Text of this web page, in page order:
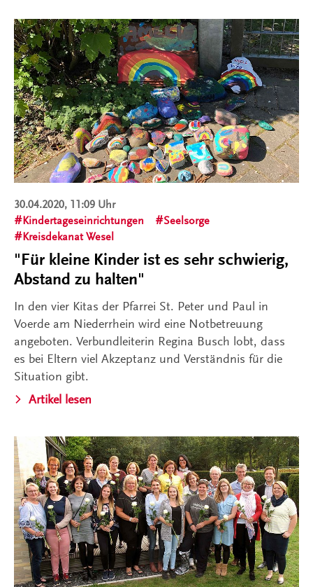
30.04.2020, 11:09 Uhr
Kindertageseinrichtungen
Seelsorge
Kreisdekanat Wesel
"Für kleine Kinder ist es sehr schwierig,
Abstand zu halten"
In den vier Kitas der Pfarrei St. Peter und Paul in
Voerde am Niederrhein wird eine Notbetreuung
angeboten. Verbundleiterin Regina Busch lobt, dass
es bei Eltern viel Akzeptanz und Verständnis für die
Situation gibt.
Artikel lesen